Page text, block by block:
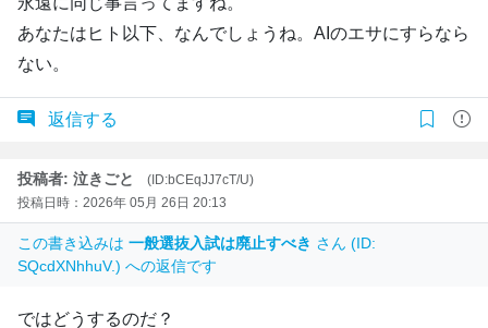
あなたはヒト以下、なんでしょうね。AIのエサにすらなら
ない。
返信する
投稿者: 泣きごと
(ID:bCEqJJ7cT/U)
投稿日時：2026年 05月 26日 20:13
この書き込みは 一般選抜入試は廃止すべき さん (ID:
SQcdXNhhuV.) への返信です
ではどうするのだ？